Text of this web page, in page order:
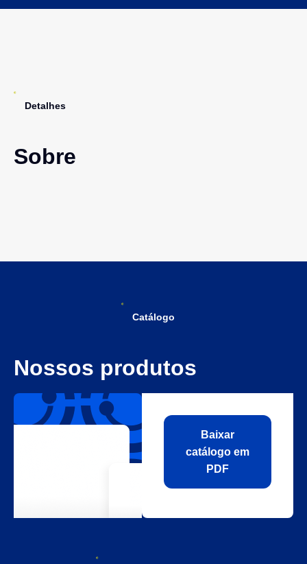
Detalhes
Sobre
Catálogo
Nossos produtos
Baixar
catálogo em
PDF